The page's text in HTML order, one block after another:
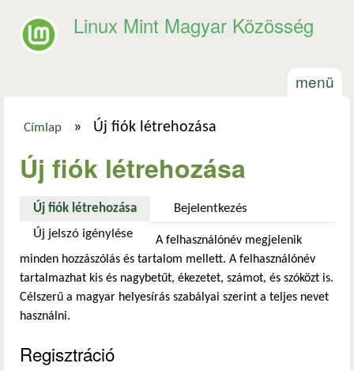
Linux Mint Magyar Közösség
menü
Jelenlegi hely
Címlap » Új fiók létrehozása
Új fiók létrehozása
Új fiók létrehozása (aktív fül)Bejelentkezés
Új jelszó igénylése
A felhasználónév megjelenik
minden hozzászólás és tartalom mellett. A felhasználónév
tartalmazhat kis és nagybetűt, ékezetet, számot, és szóközt is.
Célszerű a magyar helyesírás szabályai szerint a teljes nevet
használni.
Regisztráció